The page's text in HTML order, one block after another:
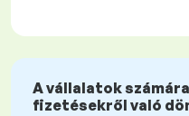
A vállalatok
fizetésekről való